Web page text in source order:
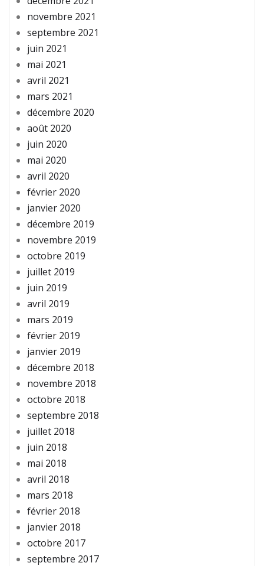
novembre 2021
septembre 2021
juin 2021
mai 2021
avril 2021
mars 2021
décembre 2020
août 2020
juin 2020
mai 2020
avril 2020
février 2020
janvier 2020
décembre 2019
novembre 2019
octobre 2019
juillet 2019
juin 2019
avril 2019
mars 2019
février 2019
janvier 2019
décembre 2018
novembre 2018
octobre 2018
septembre 2018
juillet 2018
juin 2018
mai 2018
avril 2018
mars 2018
février 2018
janvier 2018
octobre 2017
septembre 2017